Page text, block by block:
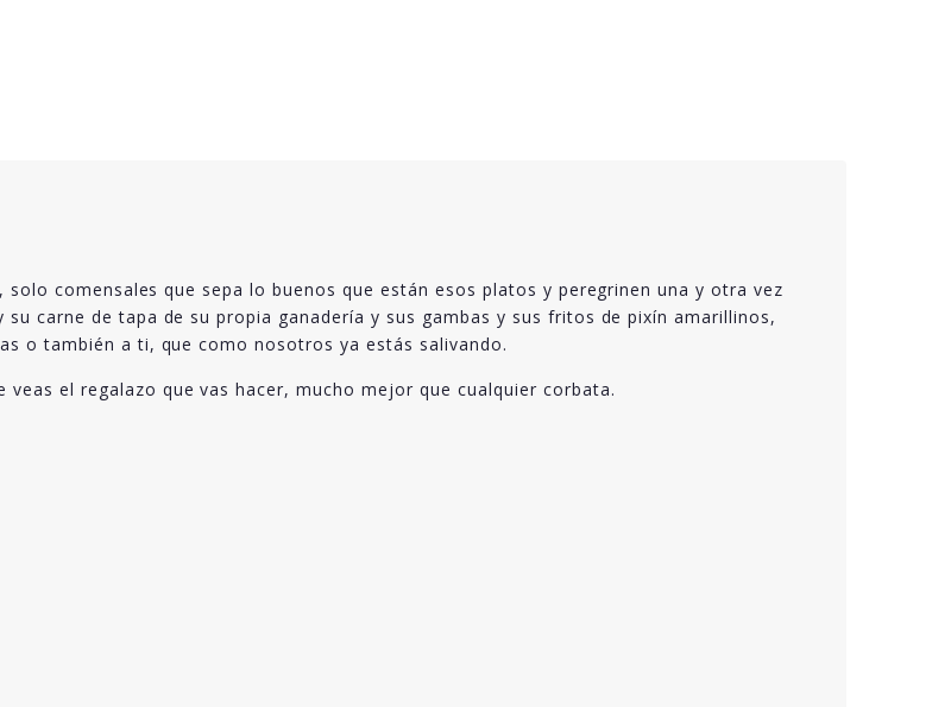
comensales que sepa lo buenos que están esos platos y peregrinen una y otra vez
carne de tapa de su propia ganadería y sus gambas y sus fritos de pixín amarillinos,
o también a ti, que como nosotros ya estás salivando.
veas el regalazo que vas hacer, mucho mejor que cualquier corbata.